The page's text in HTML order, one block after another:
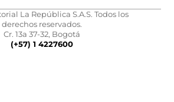
La República S.A.S. Todos los
derechos reservados.
Cr. 13a 37-32, Bogotá
(+57) 1 4227600